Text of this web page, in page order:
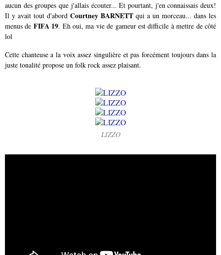
aucun des groupes que j'allais écouter... Et pourtant, j'en connaissais deux!
Il y avait tout d'abord Courtney BARNETT qui a un morceau... dans les
menus de FIFA 19. Eh oui, ma vie de gameur est difficile à mettre de côté
lol
Cette chanteuse a la voix assez singulière et pas forcément toujours dans la
juste tonalité propose un folk rock assez plaisant.
LIZZO